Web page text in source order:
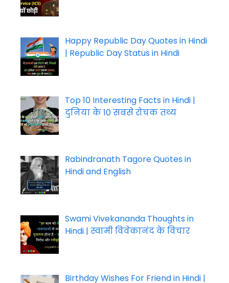
Happy Republic Day Quotes in Hindi
| Republic Day Status in Hindi
Top 10 Interesting Facts in Hindi |
दुनिया के 10 सबसे रोचक तथ्य
Rabindranath Tagore Quotes in
Hindi and English
Swami Vivekananda Thoughts in
Hindi | स्वामी विवेकानंद के विचार
Birthday Wishes For Friend in Hindi |